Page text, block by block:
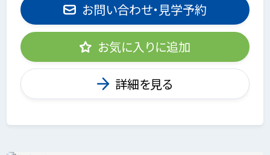
お問い合わせ・見学予約
お気に入りに追加
詳細を見る